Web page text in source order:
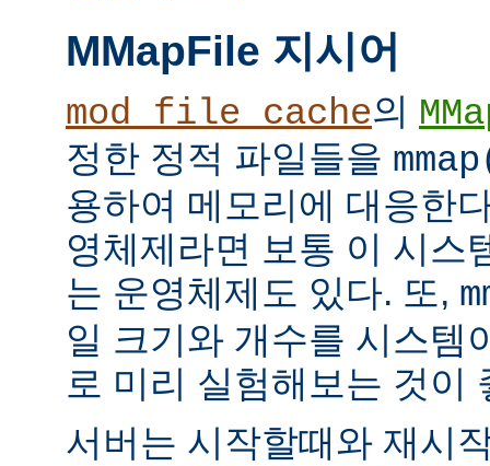
MMapFile 지시어
mod_file_cache의
정한 정적 파일들을
용하여 메모리에 대응한
영체제라면 보통 이 시스
는 운영체제도 있다. 또,
일 크기와 개수를 시스템
로 미리 실험해보는 것이
서버는 시작할때와 재시